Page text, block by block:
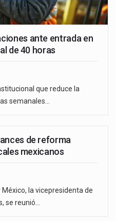
ante entrada en
de 40 horas
que reduce la
semanales…
de reforma
mexicanos
la vicepresidenta de
se reunió…